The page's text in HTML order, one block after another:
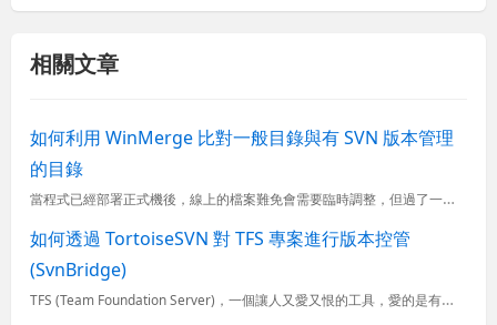
相關文章
如何利用 WinMerge 比對一般目錄與有 SVN 版本管理
的目錄
當程式已經部署正式機後，線上的檔案難免會需要臨時調整，但過了一段時間後，就會慢慢開始遇到正式機的檔案與開發環境 SVN 版本庫中的檔案不一致的情況，把正式機上的檔案拉下來準備用 WinMerge 進行...
如何透過 TortoiseSVN 對 TFS 專案進行版本控管
(SvnBridge)
TFS (Team Foundation Server)，一個讓人又愛又恨的工具，愛的是有完整 ALM 功能，可以使用工作項目追蹤 bugs, tasks, scenarios, test cases